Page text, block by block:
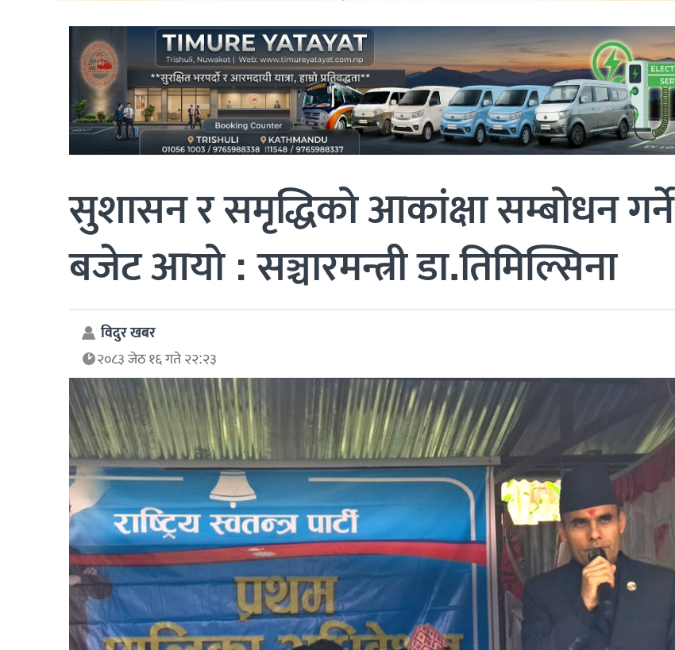
सुशासन र समृद्धिको आकांक्षा सम्बोधन गर्ने
बजेट आयो : सञ्चारमन्त्री डा.तिमिल्सिना
विदुर खबर
२०८३ जेठ १६ गते २२:२३